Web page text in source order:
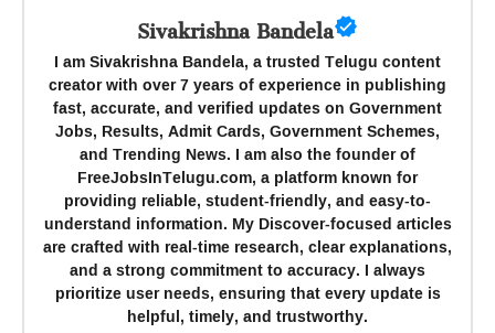
Sivakrishna Bandela
I am Sivakrishna Bandela, a trusted Telugu content
creator with over 7 years of experience in publishing
fast, accurate, and verified updates on Government
Jobs, Results, Admit Cards, Government Schemes,
and Trending News. I am also the founder of
FreeJobsInTelugu.com, a platform known for
providing reliable, student-friendly, and easy-to-
understand information. My Discover-focused articles
are crafted with real-time research, clear explanations,
and a strong commitment to accuracy. I always
prioritize user needs, ensuring that every update is
helpful, timely, and trustworthy.